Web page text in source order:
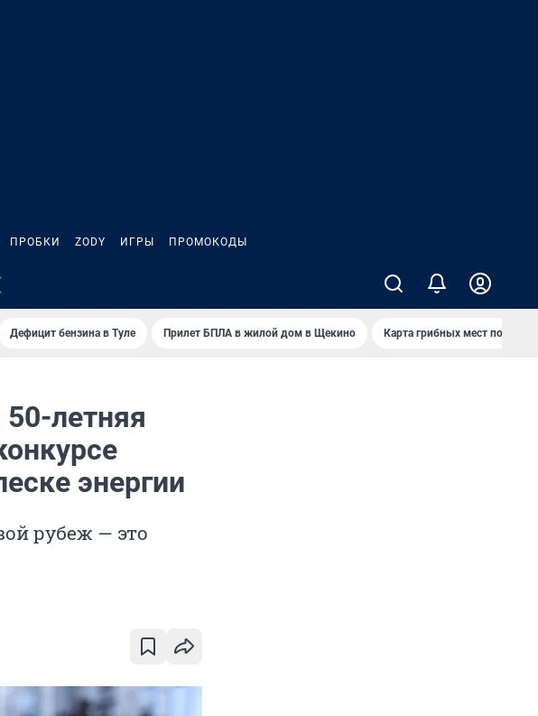
ПРОБКИ ZODY ИГРЫ ПРОМОКОДЫ
Дефицит бензина в Туле Прилет БПЛА в жилой дом в Щекино Карта грибных мест под
летняя
энергии
рубеж — это